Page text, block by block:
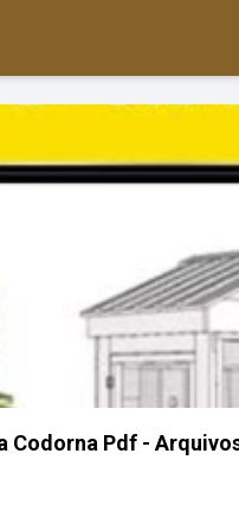
Codorna Pdf -